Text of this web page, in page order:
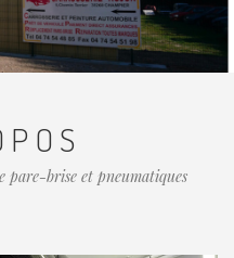
pare-brise et pneumatiques